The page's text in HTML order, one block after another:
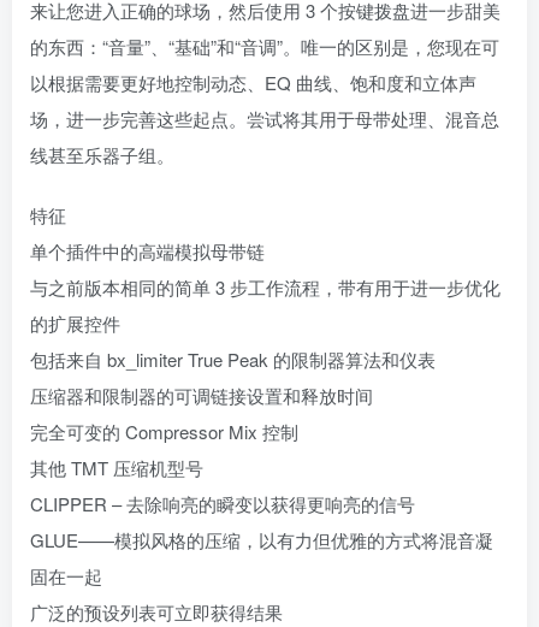
来让您进入正确的球场，然后使用 3 个按键拨盘进一步甜美
的东西：“音量”、“基础”和“音调”。唯一的区别是，您现在可
以根据需要更好地控制动态、EQ 曲线、饱和度和立体声
场，进一步完善这些起点。尝试将其用于母带处理、混音总
线甚至乐器子组。
特征
单个插件中的高端模拟母带链
与之前版本相同的简单 3 步工作流程，带有用于进一步优化
的扩展控件
包括来自 bx_limiter True Peak 的限制器算法和仪表
压缩器和限制器的可调链接设置和释放时间
完全可变的 Compressor Mix 控制
其他 TMT 压缩机型号
CLIPPER – 去除响亮的瞬变以获得更响亮的信号
GLUE——模拟风格的压缩，以有力但优雅的方式将混音凝
固在一起
广泛的预设列表可立即获得结果